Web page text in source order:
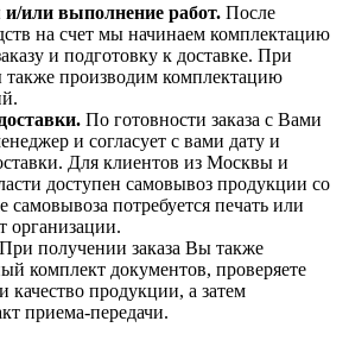
или выполнение работ. После
на счет мы начинаем комплектацию
и подготовку к доставке. При
также производим комплектацию
По готовности заказа с Вами
и согласует с вами дату и
Для клиентов из Москвы и
доступен самовывоз продукции со
самовывоза потребуется печать или
организации.
При получении заказа Вы также
комплект документов, проверяете
качество продукции, а затем
приема-передачи.